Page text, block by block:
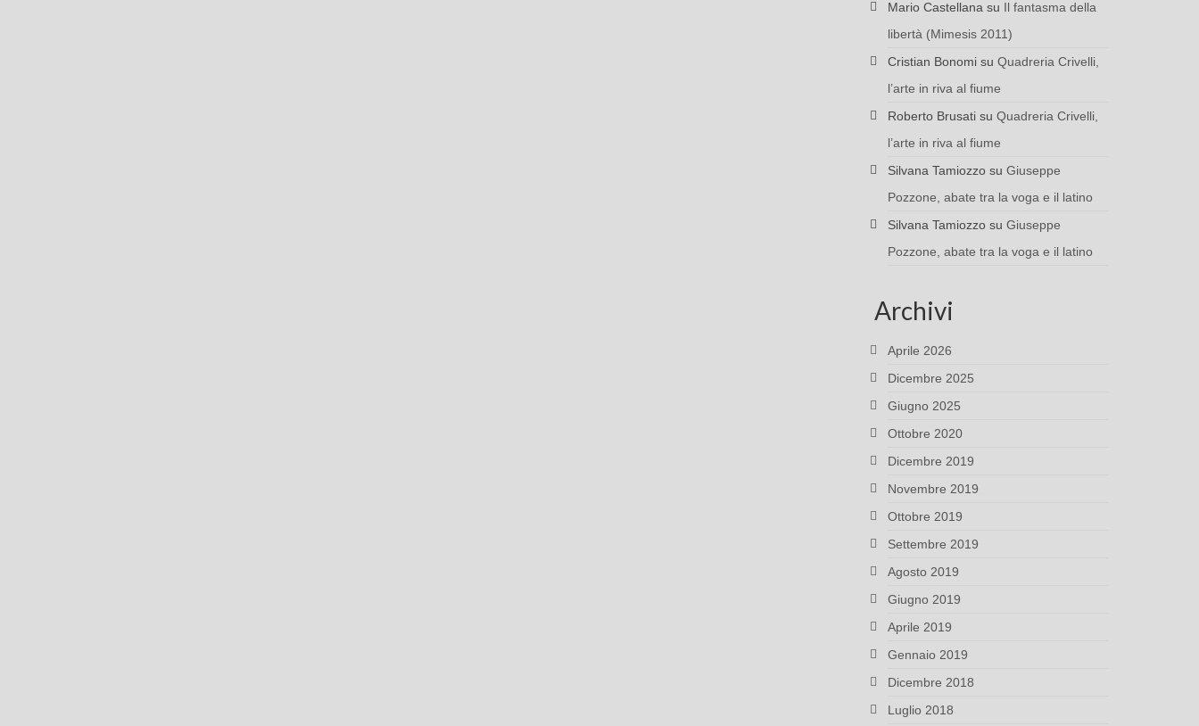
Mario Castellana su Il fantasma della
libertà (Mimesis 2011)
Cristian Bonomisu Quadreria Crivelli,
l’arte in riva al fiume
Roberto Brusatisu Quadreria Crivelli,
l’arte in riva al fiume
Silvana Tamiozzosu Giuseppe
Pozzone, abate tra la voga e il latino
Silvana Tamiozzosu Giuseppe
Pozzone, abate tra la voga e il latino
Archivi
Aprile 2026
Dicembre 2025
Giugno 2025
Ottobre 2020
Dicembre 2019
Novembre 2019
Ottobre 2019
Settembre 2019
Agosto 2019
Giugno 2019
Aprile 2019
Gennaio 2019
Dicembre 2018
Luglio 2018